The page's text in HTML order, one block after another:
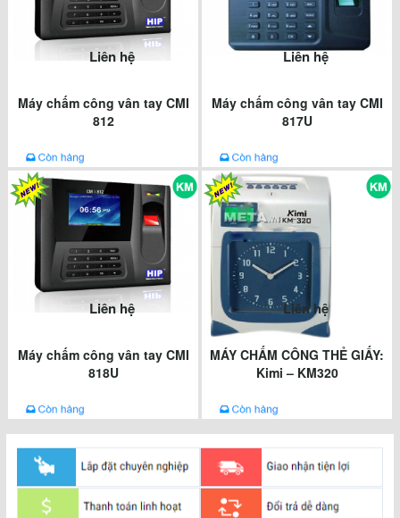
Liên hệ
Máy chấm công vân tay CMI
812
Liên hệ
Máy chấm công vân tay CMI
817U
Liên hệ
Máy chấm công vân tay CMI
818U
Liên hệ
MÁY CHẤM CÔNG THẺ GIẤY:
Kimi – KM320